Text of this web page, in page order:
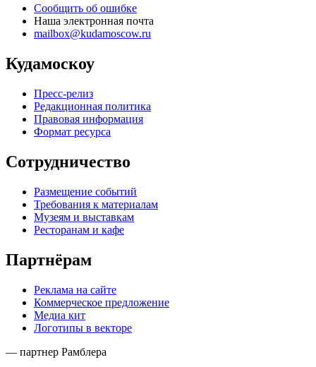
Сообщить об ошибке
Наша электронная почта
mailbox@kudamoscow.ru
Кудамоскоу
Пресс-релиз
Редакционная политика
Правовая информация
Формат ресурса
Сотрудничество
Размещение событий
Требования к материалам
Музеям и выставкам
Ресторанам и кафе
Партнёрам
Реклама на сайте
Коммерческое предложение
Медиа кит
Логотипы в векторе
— партнер Рамблера